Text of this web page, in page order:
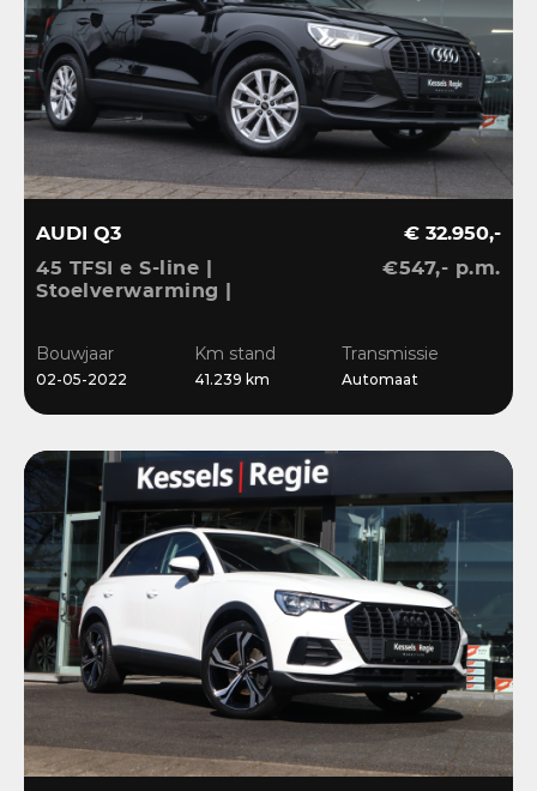
AUDI Q3
45 TFSI e S-line |
Stoelverwarming |
€ 32.950,-
€547,- p.m.
Bouwjaar
02-05-2022
Km stand
41.239 km
Transmissie
Automaat